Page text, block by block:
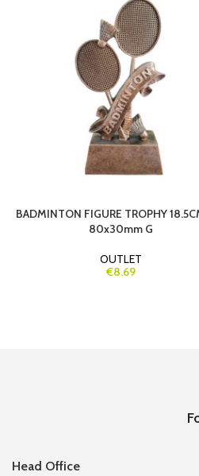
BADMINTON FIGURE TROPHY
80x30mm G
OUTLET
€8.69
Head Office